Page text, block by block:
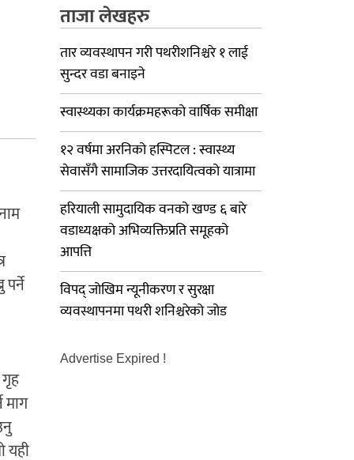
माग
यही
ताजा लेखहरु
तार व्यवस्थापन गरी पथरीशनिश्चरे १ लाई
सुन्दर वडा बनाइने
स्वास्थ्यका कार्यक्रमहरूको वार्षिक समीक्षा
१२ वर्षमा अरनिको हस्पिटल : स्वास्थ्य
सेवासँगै सामाजिक उत्तरदायित्वको यात्रामा
हरियाली सामुदायिक वनको खण्ड ६ बारे
वडाध्यक्षको अभिव्यक्तिप्रति समूहको
आपत्ति
विपद् जोखिम न्यूनीकरण र सुरक्षा
व्यवस्थापनमा पथरी शनिश्चरेको जोड
Advertise Expired !